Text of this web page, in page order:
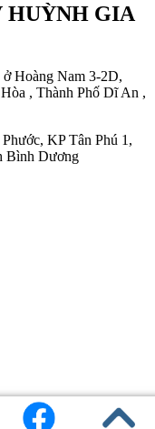
HUỲNH GIA
Hoàng Nam 3-2D,
, Thành Phố Dĩ An ,
KP Tân Phú 1,
Bình Dương